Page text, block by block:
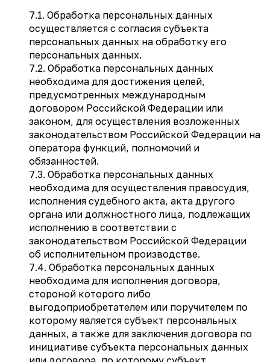
7.1. Обработка персональных данных
осуществляется с согласия субъекта
персональных данных на обработку его
персональных данных.
7.2. Обработка персональных данных
необходима для достижения целей,
предусмотренных международным
договором Российской Федерации или
законом, для осуществления возложенных
законодательством Российской Федерации на
оператора функций, полномочий и
обязанностей.
7.3. Обработка персональных данных
необходима для осуществления правосудия,
исполнения судебного акта, акта другого
органа или должностного лица, подлежащих
исполнению в соответствии с
законодательством Российской Федерации
об исполнительном производстве.
7.4. Обработка персональных данных
необходима для исполнения договора,
стороной которого либо
выгодоприобретателем или поручителем по
которому является субъект персональных
данных, а также для заключения договора по
инициативе субъекта персональных данных